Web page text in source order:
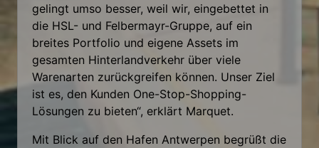
gelingt umso besser, weil wir, eingebettet in
die HSL- und Felbermayr-Gruppe, auf ein
breites Portfolio und eigene Assets im
gesamten Hinterlandverkehr über viele
Warenarten zurückgreifen können. Unser Ziel
ist es, den Kunden One-Stop-Shopping-
Lösungen zu bieten“, erklärt Marquet.
Mit Blick auf den Hafen Antwerpen begrüßt die